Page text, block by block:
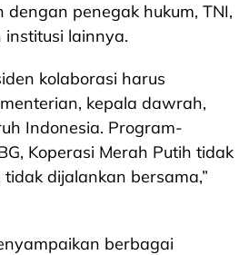
penegak hukum, TNI,
lainnya.
kolaborasi harus
kepala dawrah,
Indonesia. Program-
Koperasi Merah Putih tidak
dijalankan bersama,”
berbagai